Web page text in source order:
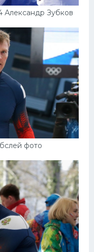
Александр Зубков
фото